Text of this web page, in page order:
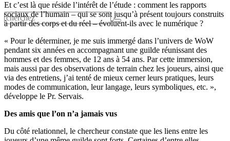
Et c’est là que réside l’intérêt de l’étude : comment les rapports
sociaux de l’humain – qui se sont jusqu’à présent toujours construits
à partir des corps et du réel – évoluent-ils avec le numérique ?
« Pour le déterminer, je me suis immergé dans l’univers de WoW
pendant six années en accompagnant une guilde réunissant des
hommes et des femmes, de 12 ans à 54 ans. Par cette immersion,
mais aussi par des observations de terrain chez les joueurs, ainsi que
via des entretiens, j’ai tenté de mieux cerner leurs pratiques, leurs
modes de communication, leur langage, leurs symboliques, etc. »,
développe le Pr. Servais.
Des amis que l’on n’a jamais vus
Du côté relationnel, le chercheur constate que les liens entre les